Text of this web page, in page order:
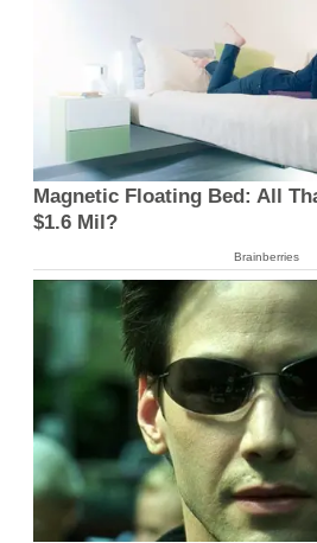
Magnetic Floating Bed: All
$1.6 Mil?
Brainberries